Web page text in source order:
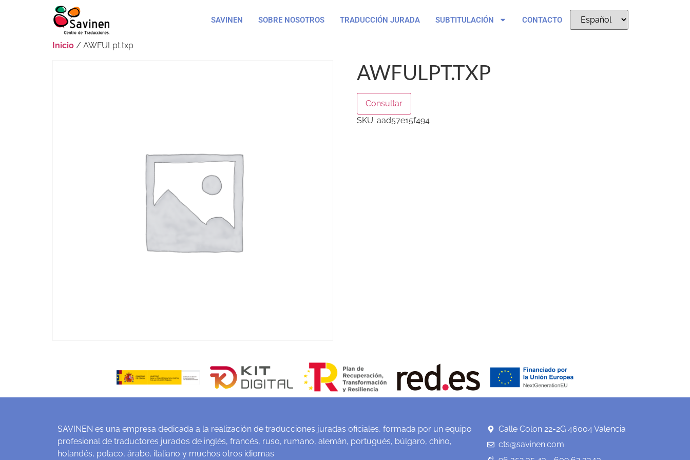
SAVINEN SOBRE NOSOTROS TRADUCCIÓN JURADA SUBTITULACIÓN CONTACTO
Inicio / AWFULpt.txp
AWFULPT.TXP
Consultar
SKU: aad57e15f494
SAVINEN es una empresa dedicada a la realización de traducciones juradas oficiales, formada por un equipo
profesional de traductores jurados de inglés, francés, ruso, rumano, alemán, portugués, búlgaro, chino,
holandés, polaco, árabe, italiano y muchos otros idiomas
Calle Colon 22-2G 46004 Valencia
cts@savinen.com